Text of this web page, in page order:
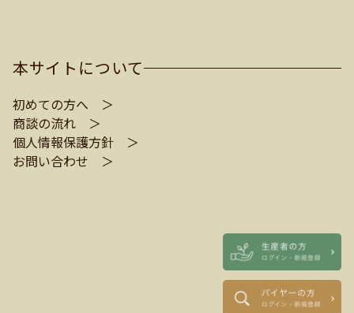
本サイトについて
初めての方へ ＞
商談の流れ ＞
個人情報保護方針 ＞
お問い合わせ ＞